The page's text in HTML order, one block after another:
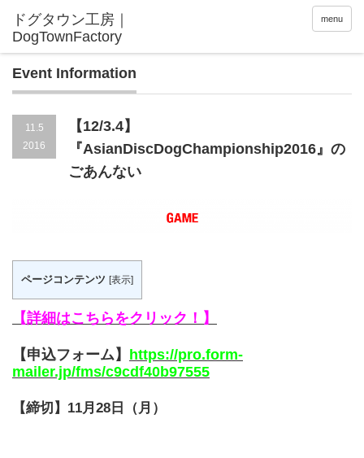
menu
Event Information
11.5
2016
【12/3.4】
『AsianDiscDogChampionship2016』の
ごあんない
ページコンテンツ [表示]
【詳細はこちらをクリック！】
【申込フォーム】
https://pro.form-
mailer.jp/fms/c9cdf40b97555
【締切】11月28日（月）